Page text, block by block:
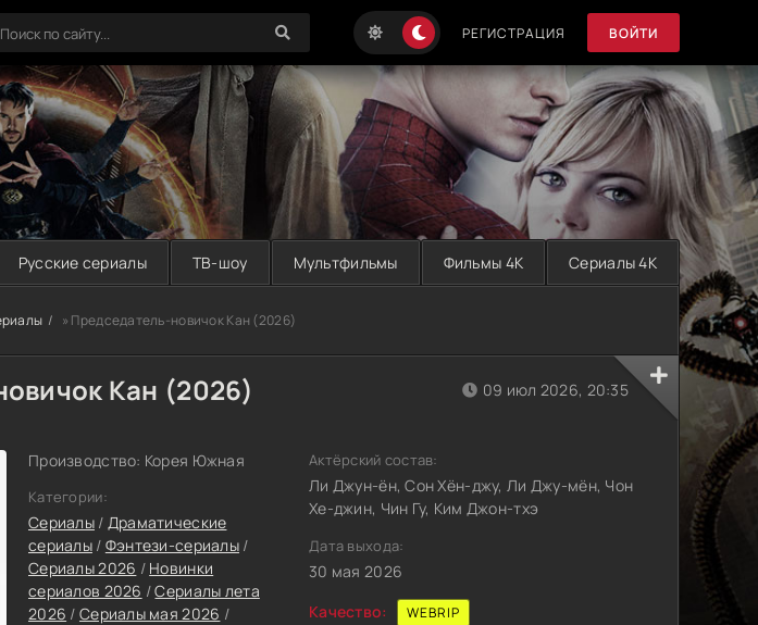
РЕГИСТРАЦИЯ ВОЙТИ
Русские сериалы ТВ-шоу Мультфильмы Фильмы 4K Сериалы 4K
» Председатель-новичок Кан (2026)
Кан (2026)
Производство: Корея Южная
Категории:
Сериалы/ Драматические
сериалы/ Фэнтези-сериалы /
Сериалы 2026 / Новинки
сериалов 2026 /Сериалы лета
2026 / Сериалы мая 2026 /
09 июл 2026, 20:35
Актёрский состав:
Ли Джун-ён, Сон Хён-джу, Ли Джу-мён, Чон
Хе-джин, Чин Гу, Ким Джон-тхэ
Дата выхода:
30 мая 2026
Качество:
WEBRIP